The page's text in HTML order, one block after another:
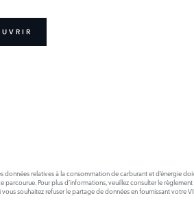
relatives à la consommation de carburant et d’énergie
Pour plus d’informations, veuillez consulter le
vous souhaitez refuser le partage de données en fournissant votre